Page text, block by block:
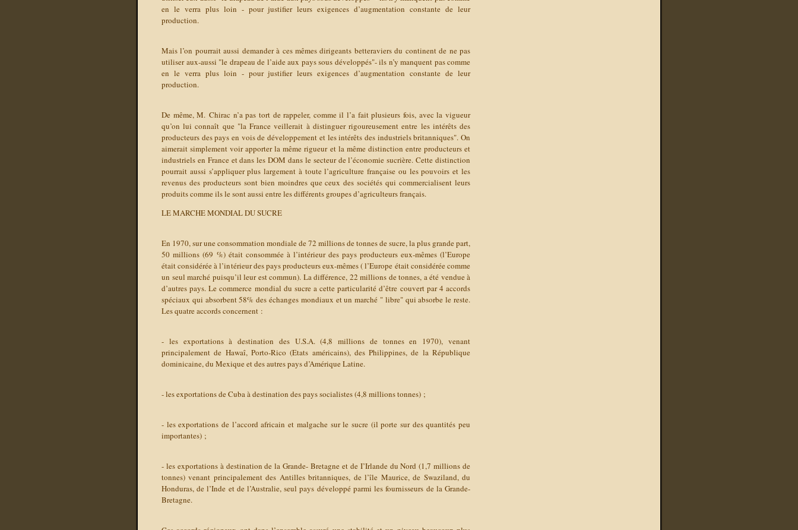
en le verra plus loin - pour justifier leurs exigences d’augmentation constante de leur
production.
Mais l’on pourrait aussi demander à ces mêmes dirigeants betteraviers du continent de ne pas
utiliser aux-aussi "le drapeau de l’aide aux pays sous développés"- ils n’y manquent pas comme
en le verra plus loin - pour justifier leurs exigences d’augmentation constante de leur
production.
De même, M. Chirac n’a pas tort de rappeler, comme il l’a fait plusieurs fois, avec la vigueur
qu’on lui connaît que "la France veillerait à distinguer rigoureusement entre les intérêts des
producteurs des pays en vois de développement et les intérêts des industriels britanniques". On
aimerait simplement voir apporter la même rigueur et la même distinction entre producteurs et
industriels en France et dans les DOM dans le secteur de l’économie sucrière. Cette distinction
pourrait aussi s’appliquer plus largement à toute l’agriculture française ou les pouvoirs et les
revenus des producteurs sont bien moindres que ceux des sociétés qui commercialisent leurs
produits comme ils le sont aussi entre les différents groupes d’agriculteurs français.
LE MARCHE MONDIAL DU SUCRE
En 1970, sur une consommation mondiale de 72 millions de tonnes de sucre, la plus grande part,
50 millions (69 %) était consommée à l’intérieur des pays producteurs eux-mêmes (l’Europe
était considérée à l’intérieur des pays producteurs eux-mêmes ( l’Europe était considérée comme
un seul marché puisqu’il leur est commun). La différence, 22 millions de tonnes, a été vendue à
d’autres pays. Le commerce mondial du sucre a cette particularité d’être couvert par 4 accords
spéciaux qui absorbent 58% des échanges mondiaux et un marché " libre" qui absorbe le reste.
Les quatre accords concernent :
- les exportations à destination des U.S.A. (4,8 millions de tonnes en 1970), venant
principalement de Hawaî, Porto-Rico (Etats américains), des Philippines, de la République
dominicaine, du Mexique et des autres pays d’Amérique Latine.
- les exportations de Cuba à destination des pays socialistes (4,8 millions tonnes) ;
- les exportations de l’accord africain et malgache sur le sucre (il porte sur des quantités peu
importantes) ;
- les exportations à destination de la Grande- Bretagne et de I’Irlande du Nord (1,7 millions de
tonnes) venant principalement des Antilles britanniques, de l’île Maurice, de Swaziland, du
Honduras, de l’Inde et de l’Australie, seul pays développé parmi les fournisseurs de la Grande-
Bretagne.